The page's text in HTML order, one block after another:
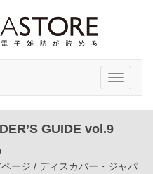
Toggle
GUIDE vol.9
ージ / ディスカバー・ジャパ